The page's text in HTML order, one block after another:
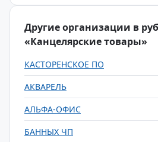
Другие организации в
«Канцелярские товары»
КАСТОРЕНСКОЕ ПО
АКВАРЕЛЬ
АЛЬФА-ОФИС
БАННЫХ ЧП